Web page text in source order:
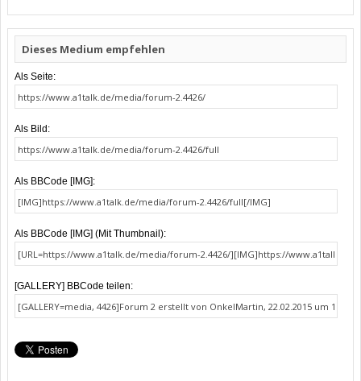
Dieses Medium empfehlen
Als Seite:
Als Bild:
Als BBCode [IMG]:
Als BBCode [IMG] (Mit Thumbnail):
[GALLERY] BBCode teilen: